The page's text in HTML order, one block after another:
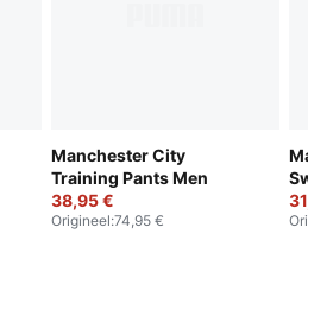
Manchester City
Training Pants Men
38,95 €
Origineel:74,95 €